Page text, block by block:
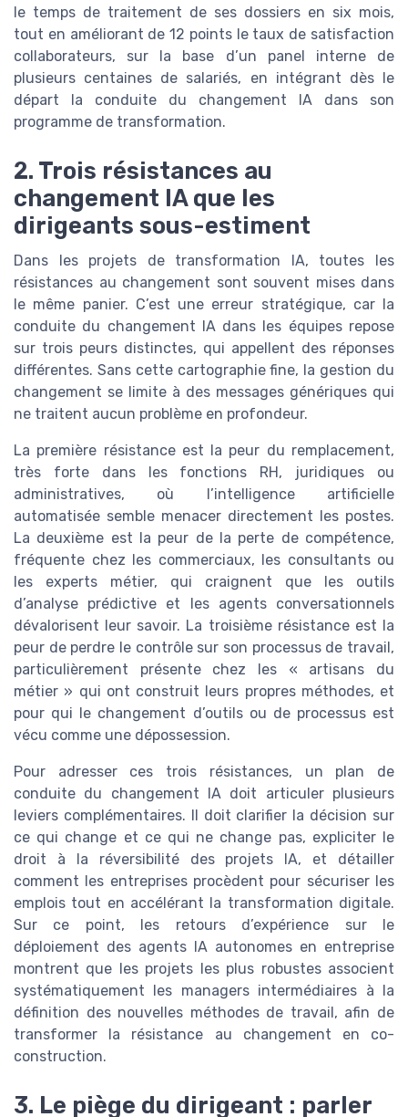
le temps de traitement de ses dossiers en six mois,
tout en améliorant de 12 points le taux de satisfaction
collaborateurs, sur la base d’un panel interne de
plusieurs centaines de salariés, en intégrant dès le
départ la conduite du changement IA dans son
programme de transformation.
2. Trois résistances au
changement IA que les
dirigeants sous-estiment
Dans les projets de transformation IA, toutes les
résistances au changement sont souvent mises dans
le même panier. C’est une erreur stratégique, car la
conduite du changement IA dans les équipes repose
sur trois peurs distinctes, qui appellent des réponses
différentes. Sans cette cartographie fine, la gestion du
changement se limite à des messages génériques qui
ne traitent aucun problème en profondeur.
La première résistance est la peur du remplacement,
très forte dans les fonctions RH, juridiques ou
administratives, où l’intelligence artificielle
automatisée semble menacer directement les postes.
La deuxième est la peur de la perte de compétence,
fréquente chez les commerciaux, les consultants ou
les experts métier, qui craignent que les outils
d’analyse prédictive et les agents conversationnels
dévalorisent leur savoir. La troisième résistance est la
peur de perdre le contrôle sur son processus de travail,
particulièrement présente chez les « artisans du
métier » qui ont construit leurs propres méthodes, et
pour qui le changement d’outils ou de processus est
vécu comme une dépossession.
Pour adresser ces trois résistances, un plan de
conduite du changement IA doit articuler plusieurs
leviers complémentaires. Il doit clarifier la décision sur
ce qui change et ce qui ne change pas, expliciter le
droit à la réversibilité des projets IA, et détailler
comment les entreprises procèdent pour sécuriser les
emplois tout en accélérant la transformation digitale.
Sur ce point, les retours d’expérience sur le
déploiement des agents IA autonomes en entreprise
montrent que les projets les plus robustes associent
systématiquement les managers intermédiaires à la
définition des nouvelles méthodes de travail, afin de
transformer la résistance au changement en co-
construction.
3. Le piège du dirigeant : parler